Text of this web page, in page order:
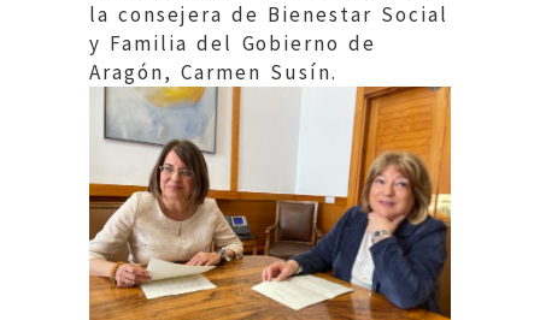
la consejera de Bienestar Social
y Familia del Gobierno de
Aragón, Carmen Susín.